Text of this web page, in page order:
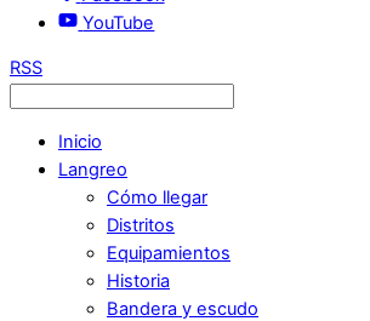
YouTube
RSS
Inicio
Langreo
Cómo llegar
Distritos
Equipamientos
Historia
Bandera y escudo